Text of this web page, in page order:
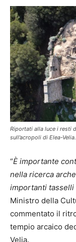
Riportati alla luce i resti
sull’acropoli di Elea-Velia.
“È importante
nella ricerca
importanti
Ministro della
commentato il
tempio arcaico
Velia.